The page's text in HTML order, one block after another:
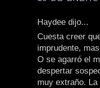
Haydee dijo...
Cuesta creer
imprudente,
O se agarró el
despertar
muy extraño.